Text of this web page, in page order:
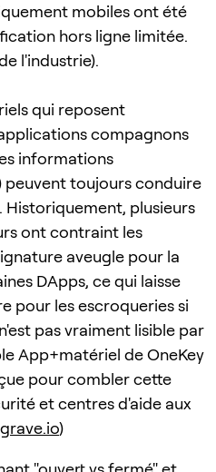
mobiles ont été
hors ligne limitée.
l'industrie).
qui reposent
compagnons
informations
peuvent toujours conduire
Historiquement, plusieurs
ont contraint les
aveugle pour la
DApps, ce qui laisse
pour les escroqueries si
pas vraiment lisible par
App+matériel de OneKey
pour combler cette
et centres d'aide aux
)